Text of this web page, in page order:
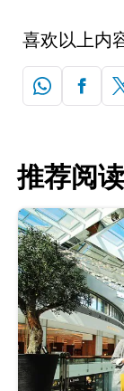
喜欢以上内
推荐阅读